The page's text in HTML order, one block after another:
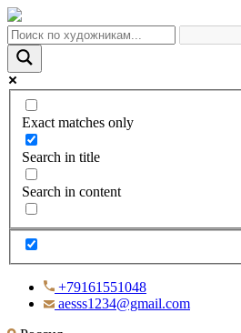
Exact matches only
Search in title
Search in content
+79161551048
aesss1234@gmail.com